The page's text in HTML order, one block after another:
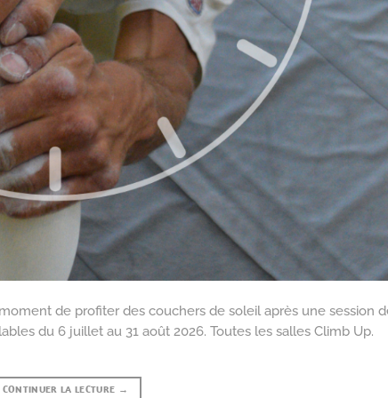
de profiter des couchers de soleil après une session
du 6 juillet au 31 août 2026. Toutes les salles Climb Up.
CONTINUER LA LECTURE →